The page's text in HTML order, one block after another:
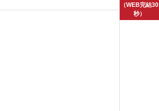
（WEB完結30
秒）